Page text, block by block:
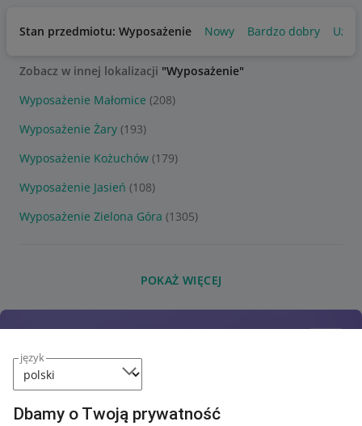
język
Dbamy o Twoją prywatność
Stan przedmiotu: Wyposażenie Nowy Bardzo dobry
Zobacz w innej lokalizacji "Wyposażenie"
Wyposażenie Małomice (208)
Wyposażenie Żary (193)
Wyposażenie Kożuchów (179)
Wyposażenie Jasień (108)
Wyposażenie Zielona Góra (1305)
POKAŻ WIĘCEJ